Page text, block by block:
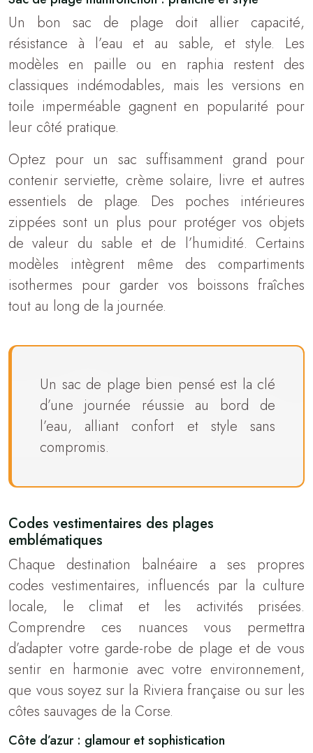
Un bon sac de plage doit allier capacité,
résistance à l’eau et au sable, et style. Les
modèles en paille ou en raphia restent des
classiques indémodables, mais les versions en
toile imperméable gagnent en popularité pour
leur côté pratique.
Optez pour un sac suffisamment grand pour
contenir serviette, crème solaire, livre et autres
essentiels de plage. Des poches intérieures
zippées sont un plus pour protéger vos objets
de valeur du sable et de l’humidité. Certains
modèles intègrent même des compartiments
isothermes pour garder vos boissons fraîches
tout au long de la journée.
Un sac de plage bien pensé est la clé
d’une journée réussie au bord de
l’eau, alliant confort et style sans
compromis.
Codes vestimentaires des plages
emblématiques
Chaque destination balnéaire a ses propres
codes vestimentaires, influencés par la culture
locale, le climat et les activités prisées.
Comprendre ces nuances vous permettra
d’adapter votre garde-robe de plage et de vous
sentir en harmonie avec votre environnement,
que vous soyez sur la Riviera française ou sur les
côtes sauvages de la Corse.
Côte d’azur : glamour et sophistication